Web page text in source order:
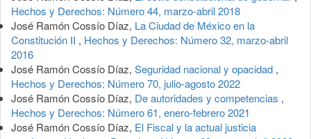
Hechos y Derechos: Número 44, marzo-abril 2018
José Ramón Cossío Díaz, La Ciudad de México en la
Constitución II , Hechos y Derechos: Número 32, marzo-abril
2016
José Ramón Cossío Díaz, Seguridad nacional y opacidad ,
Hechos y Derechos: Número 70, julio-agosto 2022
José Ramón Cossío Díaz, De autoridades y competencias ,
Hechos y Derechos: Número 61, enero-febrero 2021
José Ramón Cossío Díaz, El Fiscal y la actual justicia